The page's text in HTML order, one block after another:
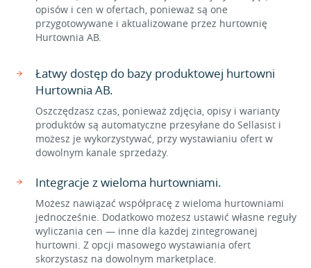
opisów i cen w ofertach, ponieważ są one
przygotowywane i aktualizowane przez hurtownię
Hurtownia AB.
Łatwy dostęp do bazy produktowej hurtowni
Hurtownia AB.
Oszczędzasz czas, ponieważ zdjęcia, opisy i warianty
produktów są automatyczne przesyłane do Sellasist i
możesz je wykorzystywać, przy wystawianiu ofert w
dowolnym kanale sprzedaży.
Integracje z wieloma hurtowniami.
Możesz nawiązać współpracę z wieloma hurtowniami
jednocześnie. Dodatkowo możesz ustawić własne reguły
wyliczania cen — inne dla każdej zintegrowanej
hurtowni. Z opcji masowego wystawiania ofert
skorzystasz na dowolnym marketplace.